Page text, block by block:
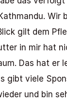
gilt dem
in mir hat
Das hat
gibt viele
und bin